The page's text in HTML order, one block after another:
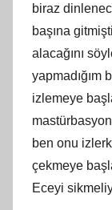
biraz
başına
alacağını
yapmadığım
izlemeye
ben onu
çekmeye
Eceyi